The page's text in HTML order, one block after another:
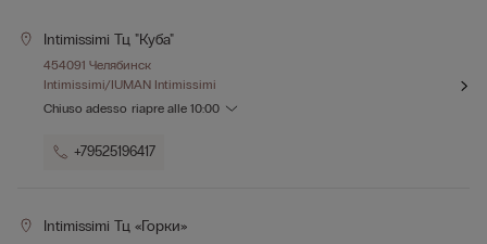
Intimissimi Тц "куба"
454091 Челябинск
Intimissimi/IUMAN Intimissimi
Chiuso adesso riapre alle 10:00
+79525196417
Intimissimi Тц «горки»